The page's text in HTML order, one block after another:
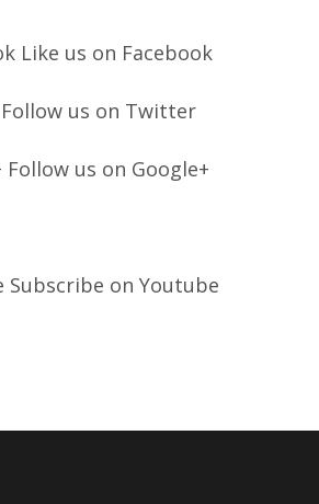
Like us on Facebook
Follow us on Twitter
Follow us on Google+
Subscribe on Youtube